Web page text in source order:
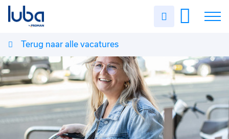
Uren
Vacatures
Over ons
Voor werkgevers
Contact
Terug naar alle vacatures